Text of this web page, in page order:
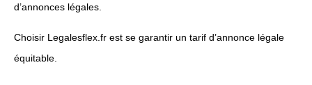
d’annonces légales.
Choisir Legalesflex.fr est se garantir un tarif d’annonce légale
équitable.